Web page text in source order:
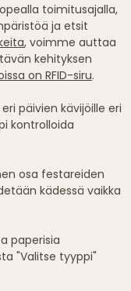
toimitusajalla,
ja etsit
, voimme auttaa
kehityksen
on RFID-siru.
päivien kävijöille eri
kontrolloida
osa festareiden
kädessä vaikka
paperisia
"Valitse tyyppi"